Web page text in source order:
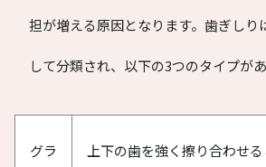
担が増える原因となります。歯ぎしり
して分類され、以下の3つのタイプがあ
グラ
上下の歯を強く擦り合わせ